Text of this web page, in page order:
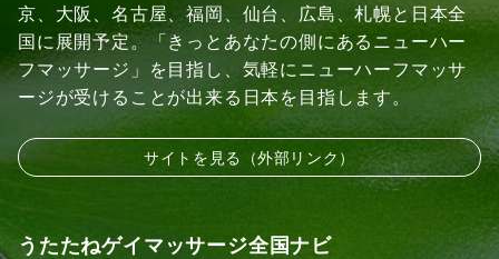
京、大阪、名古屋、福岡、仙台、広島、札幌と日本全
国に展開予定。「きっとあなたの側にあるニューハー
フマッサージ」を目指し、気軽にニューハーフマッサ
ージが受けることが出来る日本を目指します。
サイトを見る（外部リンク）
うたたねゲイマッサージ全国ナビ